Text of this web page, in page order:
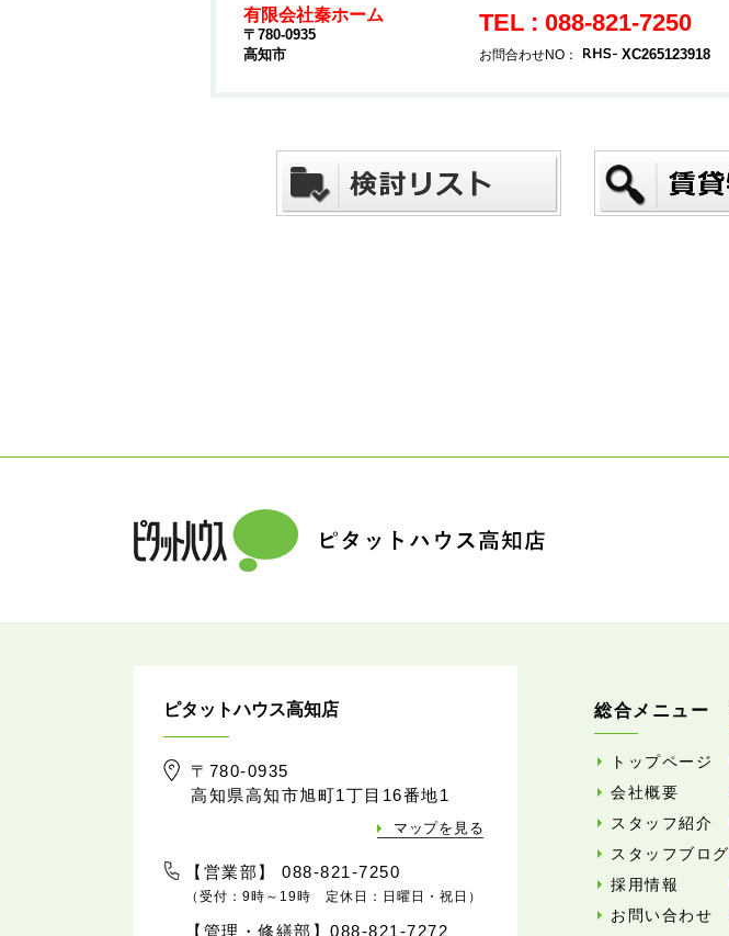
有限会社秦ホーム
〒780-0935
高知市
TEL : 088-821-7250
お問合わせNO： XC265123918
ピタットハウス高知店
〒780-0935
高知県高知市旭町1丁目16番地1
マップを見る
【営業部】 088-821-7250
（受付：9時～19時 定休日：日曜日・祝日）
【管理・修繕部】088-821-7272
総合メニュー
トップページ
会社概要
スタッフ紹介
スタッフブログ
採用情報
お問い合わせ